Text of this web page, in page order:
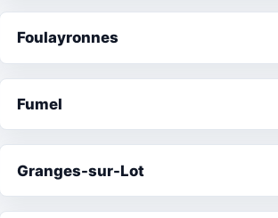
Foulayronnes
Fumel
Granges-sur-Lot